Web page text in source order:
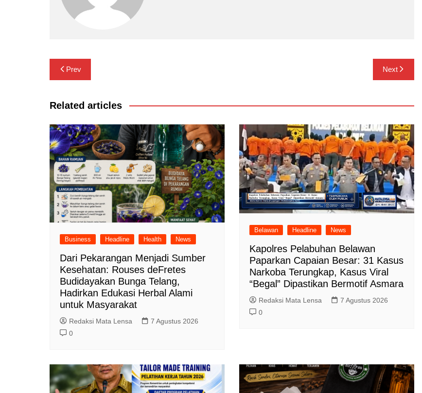
Navigasi
pos
Prev Next
Related articles
Business Headline Health News
Dari Pekarangan Menjadi Sumber
Kesehatan: Rouses deFretes
Budidayakan Bunga Telang,
Hadirkan Edukasi Herbal Alami
untuk Masyarakat
Redaksi Mata Lensa
7 Agustus 2026
0
Belawan Headline News
Kapolres Pelabuhan Belawan
Paparkan Capaian Besar: 31 Kasus
Narkoba Terungkap, Kasus Viral
“Begal” Dipastikan Bermotif Asmara
Redaksi Mata Lensa
7 Agustus 2026
0